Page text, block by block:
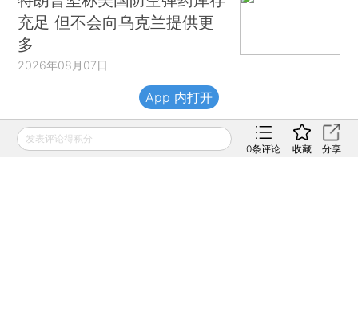
充足 但不会向乌克兰提供更
多
2026年08月07日
财新移动
发表评论得积分
0条评论 收藏 分享
App 内打开